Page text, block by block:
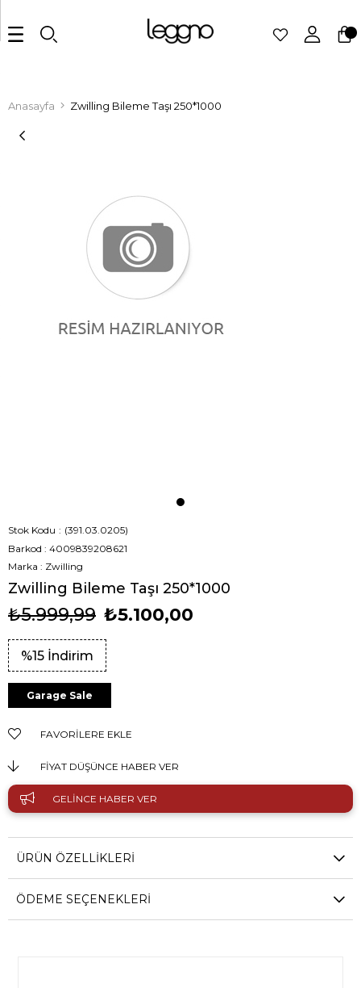
Anasayfa Zwilling Bileme Taşı 250*1000
Stok Kodu
(391.03.0205)
Barkod : 4009839208621
Marka : Zwilling
Zwilling Bileme Taşı 250*1000
%15 İndirim
₺5.999,99 ₺5.100,00
Garage Sale
FAVORILERE EKLE
FIYAT DÜŞÜNCE HABER VER
GELINCE HABER VER
ÜRÜN ÖZELLIKLERI
ÖDEME SEÇENEKLERI